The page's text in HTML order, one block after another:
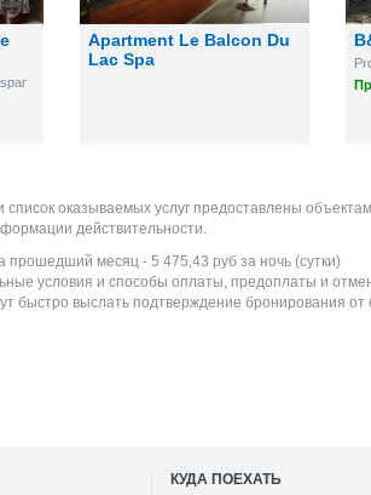
Apartment Le Balcon Du
Lac Spa
оказываемых услуг предоставлены
действительности.
прошедший месяц - 5 475,43 руб за ночь (сутки)
условия и способы оплаты, предоплаты и
быстро выслать подтверждение бронирования
КУДА ПОЕХАТЬ